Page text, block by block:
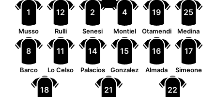
1
Musso
12
Rulli
2
Senesi
4
Montiel
19
Otamendi
25
Medina
8
Barco
11
Lo Celso
14
Palacios
15
Gonzalez
16
Almada
17
Simeone
18 21 22